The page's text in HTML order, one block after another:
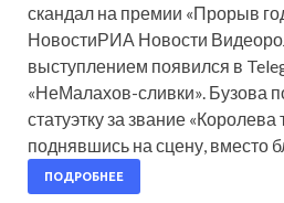
скандал на премии «Прорыв
НовостиРИА Новости
выступлением появился в
«НеМалахов-сливки». Бузова
статуэтку за звание «Королева
поднявшись на сцену, вместо
ПОДРОБНЕЕ